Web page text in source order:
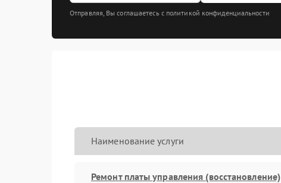
Отправляя, Вы соглашаетесь с политикой конфиденциальности
Наименование услуги
Ремонт платы управления (восстановление)